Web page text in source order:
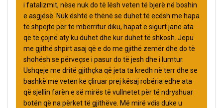
i fatalizmit, nëse nuk do të lësh veten të bjerë në boshin
e asgjësë. Nuk është e thënë se duhet të ecësh me hapa
të shpejtë për të mbërritur diku, hapat e sigurt janë ata
që të çojnë aty ku duhet dhe kur duhet të shkosh. Jepu
me gjithë shpirt asaj që e do me gjithë zemër dhe do të
shohësh se përveçse i pasur do të jesh dhe i lumtur.
Ushqeje me dritë gjithçka që jeta ta kredh në terr dhe se
bashkë me veten ke çliruar prej kësaj robëria edhe ata
që sjellin farën e së mirës të vullnetet për të ndryshuar
botën që na përket të gjithëve. Më mirë vdis duke u